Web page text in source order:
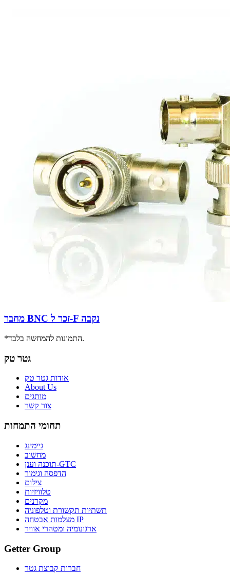
מחבר BNC זכר ל-F נקבה
*התמונות להמחשה בלבד.
גטר טק
אודות גטר טק
About Us
מותגים
צור קשר
תחומי התמחות
גיימינג
מחשוב
תוכנה וענן-GTC
הדפסה וגימור
צילום
טלוויזיות
מקרנים
תשתיות תקשורת וטלפוניה
מצלמות אבטחה IP
ארגונומיה ומטהרי אוויר
Getter Group
חברות קבוצת גטר